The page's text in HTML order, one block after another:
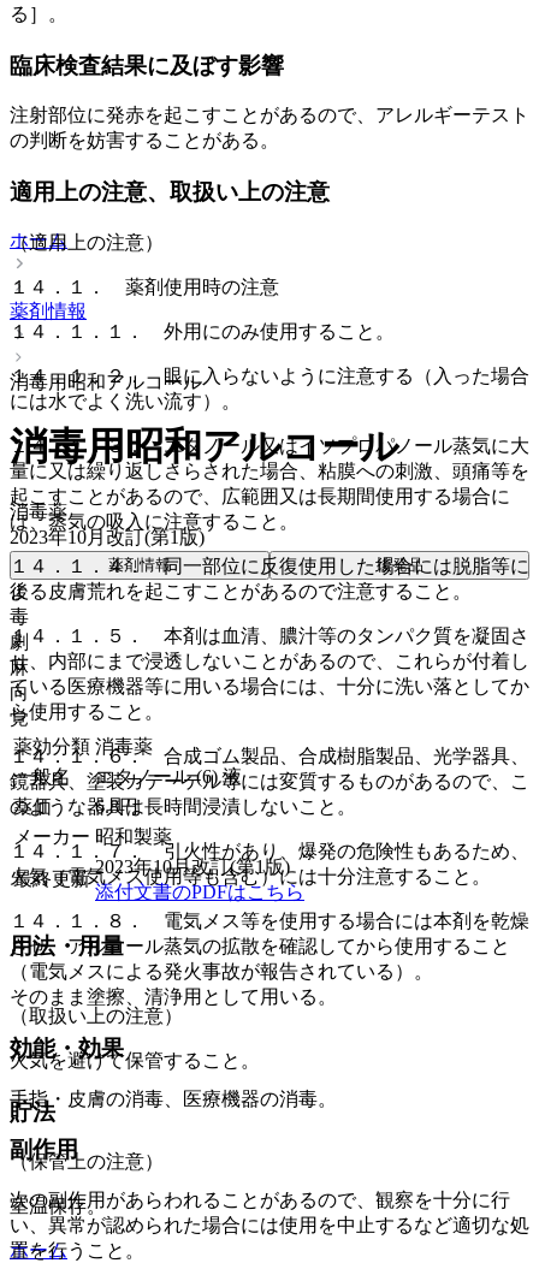
る］。
臨床検査結果に及ぼす影響
注射部位に発赤を起こすことがあるので、アレルギーテスト
の判断を妨害することがある。
適用上の注意、取扱い上の注意
（適用上の注意）
１４．１． 薬剤使用時の注意
１４．１．１． 外用にのみ使用すること。
１４．１．２． 眼に入らないように注意する（入った場合
には水でよく洗い流す）。
１４．１．３． エタノール又はイソプロパノール蒸気に大
量に又は繰り返しさらされた場合、粘膜への刺激、頭痛等を
起こすことがあるので、広範囲又は長期間使用する場合に
は、蒸気の吸入に注意すること。
１４．１．４． 同一部位に反復使用した場合には脱脂等に
よる皮膚荒れを起こすことがあるので注意すること。
１４．１．５． 本剤は血清、膿汁等のタンパク質を凝固さ
せ、内部にまで浸透しないことがあるので、これらが付着し
ている医療機器等に用いる場合には、十分に洗い落としてか
ら使用すること。
１４．１．６． 合成ゴム製品、合成樹脂製品、光学器具、
鏡器具、塗装カテーテル等には変質するものがあるので、こ
のような器具は長時間浸漬しないこと。
１４．１．７． 引火性があり、爆発の危険性もあるため、
火気（電気メス使用等も含む）には十分注意すること。
１４．１．８． 電気メス等を使用する場合には本剤を乾燥
させ、アルコール蒸気の拡散を確認してから使用すること
（電気メスによる発火事故が報告されている）。
（取扱い上の注意）
火気を避けて保管すること。
貯法
（保管上の注意）
室温保存。
ホーム
ホーム
薬剤情報
消毒用昭和アルコール
消毒用昭和アルコール
消毒薬
2023年10月改訂(第1版)
薬剤情報 後発品
後
毒
劇
麻
向
覚
薬効分類 消毒薬
一般名
エタノール (6) 液
薬価
6.8円
メーカー 昭和製薬
最終更新
2023年10月改訂(第1版)
添付文書のPDFはこちら
用法・用量
そのまま塗擦、清浄用として用いる。
効能・効果
手指・皮膚の消毒、医療機器の消毒。
副作用
次の副作用があらわれることがあるので、観察を十分に行
い、異常が認められた場合には使用を中止するなど適切な処
置を行うこと。